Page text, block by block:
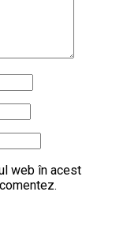
web în acest